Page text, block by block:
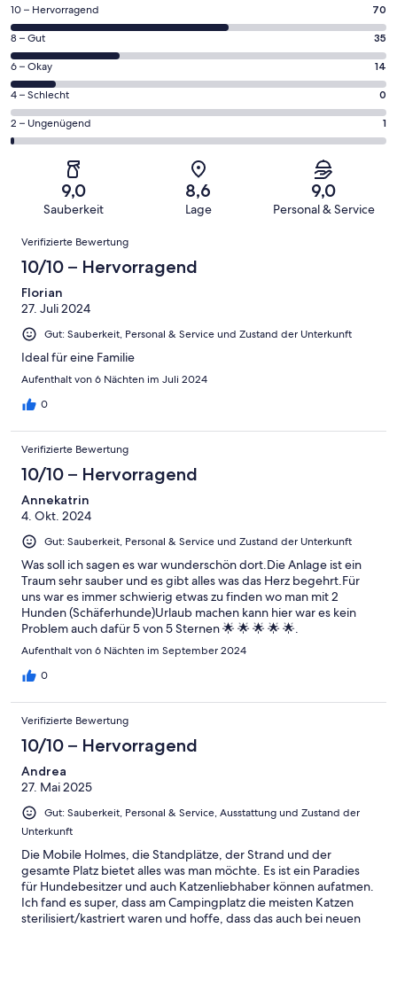
70
von
insgesamt
120
Gästebewertungen
haben
eine
Bewertung
Hervorragend
10 – Hervorragend 70
35
von
insgesamt
120
Gästebewertungen
haben
Bewertung
Gut
8 – Gut 35
14
von
insgesamt
120
Gästebewertungen
Bewertung
Okay
6 – Okay 14
0
von
insgesamt
Gästebewertungen
von
Schlecht
4 – Schlecht 0
1
von
insgesamt
Gästebewertungen
haben
eine
von
Ungenügend
2 – Ungenügend 1
9,0
Sauberkeit
8,6
Lage
9,0
Personal & Service
Bewertungen
Verifizierte Bewertung
10/10 – Hervorragend
Florian
27. Juli 2024
Gut: Sauberkeit, Personal & Service und Zustand der Unterkunft
Ideal für eine Familie
Aufenthalt von 6 Nächten im Juli 2024
0
Verifizierte Bewertung
10/10 – Hervorragend
Annekatrin
4. Okt. 2024
Gut: Sauberkeit, Personal & Service und Zustand der Unterkunft
Was soll ich sagen es war wunderschön dort.Die Anlage ist ein
Traum sehr sauber und es gibt alles was das Herz begehrt.Für
uns war es immer schwierig etwas zu finden wo man mit 2
Hunden (Schäferhunde)Urlaub machen kann hier war es kein
Problem auch dafür 5 von 5 Sternen 🌟 🌟 🌟 🌟 🌟.
Aufenthalt von 6 Nächten im September 2024
0
Verifizierte Bewertung
10/10 – Hervorragend
Andrea
27. Mai 2025
Gut: Sauberkeit, Personal & Service, Ausstattung und Zustand der
Unterkunft
Die Mobile Holmes, die Standplätze, der Strand und der
gesamte Platz bietet alles was man möchte. Es ist ein Paradies
für Hundebesitzer und auch Katzenliebhaber können aufatmen.
Ich fand es super, dass am Campingplatz die meisten Katzen
sterilisiert/kastriert waren und hoffe, dass das auch bei neuen